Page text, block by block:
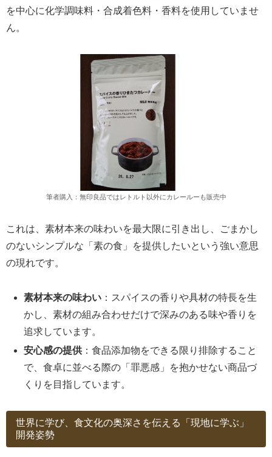
を中心に化学調味料・合成着色料・香料を使用していませ
ん。
筆者購入：無印良品ではレトルト以外にカレールーも販売中
これは、素材本来の味わいを最大限に引き出し、ごまかし
のないシンプルな「素の食」を提供したいという強い意思
の現れです。
素材本来の味わい ：スパイスの香りや具材の特長を生
かし、素材の組み合わせだけで深みのある味や香りを
追求しています。
安心感の提供 ：食品添加物をできる限り排除すること
で、食卓に並べる際の「罪悪感」を抱かせない商品づ
くりを目指しています。
世界に学び、食文化の奥深さを伝える「現地に学ぶ」
開発姿勢